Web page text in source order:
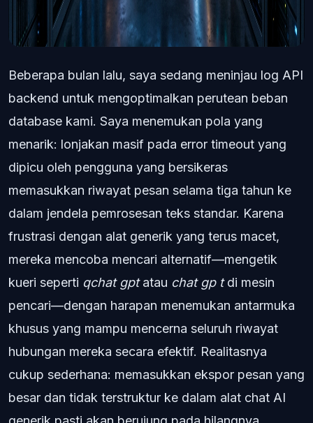
Beberapa bulan lalu, saya sedang meninjau log API
backend untuk mengoptimalkan perutean beban
database kami. Saya menemukan pola yang
menarik: lonjakan masif pada error timeout yang
dipicu oleh pengguna yang bersikeras
memasukkan riwayat pesan selama tiga tahun ke
dalam jendela pemrosesan teks standar. Karena
frustrasi dengan alat generik yang terus macet,
mereka mencoba mencari alternatif—mengetik
kueri seperti qchat gptatau chat gp tdi mesin
pencari—dengan harapan menemukan antarmuka
khusus yang mampu mencerna seluruh riwayat
hubungan mereka secara efektif. Realitasnya
cukup sederhana: memasukkan ekspor pesan yang
besar dan tidak terstruktur ke dalam alat chat AI